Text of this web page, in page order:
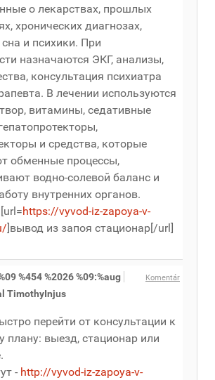
о лекарствах, прошлых
хронических диагнозах,
и психики. При
назначаются ЭКГ, анализы,
консультация психиатра
В лечении используются
витамины, седативные
и средства, которые
обменные процессы,
водно-солевой баланс и
внутренних органов.
https://vyvod-iz-zapoya-v-
]вывод из запоя стационар[/url]
Komentár
%454 %2026 %09:%aug
TimothyInjus
перейти от консультации к
плану: выезд, стационар или
- http://vyvod-iz-zapoya-v-